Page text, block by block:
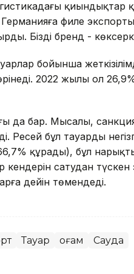
қиындықтар
Германияға филе
Біздің бренд -
бойынша
2022 жылы ол
да бар. Мысалы,
Ресей бұл тауардың
құрады), бұл
кендерін сатудан түскен
дейін төмендеді.
Тауар Қоғам Сауда